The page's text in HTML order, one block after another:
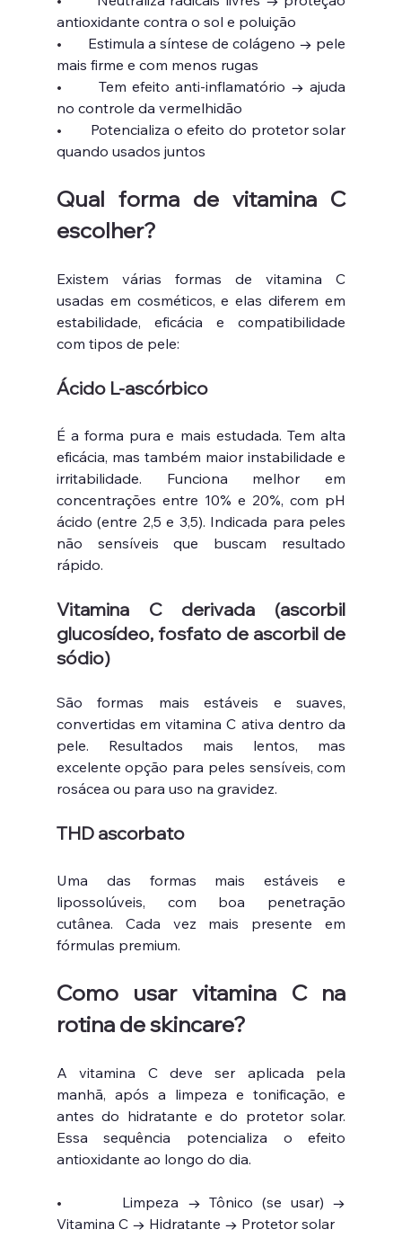
antioxidante contra o sol e poluição
• Estimula a síntese de colágeno → pele
mais firme e com menos rugas
• Tem efeito anti-inflamatório → ajuda
no controle da vermelhidão
• Potencializa o efeito do protetor solar
quando usados juntos
Qual forma de vitamina C
escolher?
Existem várias formas de vitamina C
usadas em cosméticos, e elas diferem em
estabilidade, eficácia e compatibilidade
com tipos de pele:
Ácido L-ascórbico
É a forma pura e mais estudada. Tem alta
eficácia, mas também maior instabilidade e
irritabilidade. Funciona melhor em
concentrações entre 10% e 20%, com pH
ácido (entre 2,5 e 3,5). Indicada para peles
não sensíveis que buscam resultado
rápido.
Vitamina C derivada (ascorbil
glucosídeo, fosfato de ascorbil de
sódio)
São formas mais estáveis e suaves,
convertidas em vitamina C ativa dentro da
pele. Resultados mais lentos, mas
excelente opção para peles sensíveis, com
rosácea ou para uso na gravidez.
THD ascorbato
Uma das formas mais estáveis e
lipossolúveis, com boa penetração
cutânea. Cada vez mais presente em
fórmulas premium.
Como usar vitamina C na
rotina de skincare?
A vitamina C deve ser aplicada pela
manhã, após a limpeza e tonificação, e
antes do hidratante e do protetor solar.
Essa sequência potencializa o efeito
antioxidante ao longo do dia.
• Limpeza → Tônico (se usar) →
Vitamina C → Hidratante → Protetor solar